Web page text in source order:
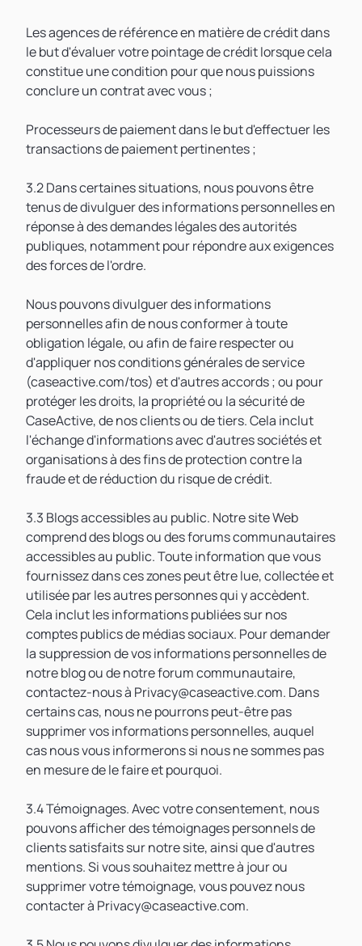
Les agences de référence en matière de crédit dans
le but d'évaluer votre pointage de crédit lorsque cela
constitue une condition pour que nous puissions
conclure un contrat avec vous ;
Processeurs de paiement dans le but d'effectuer les
transactions de paiement pertinentes ;
3.2 Dans certaines situations, nous pouvons être
tenus de divulguer des informations personnelles en
réponse à des demandes légales des autorités
publiques, notamment pour répondre aux exigences
des forces de l'ordre.
Nous pouvons divulguer des informations
personnelles afin de nous conformer à toute
obligation légale, ou afin de faire respecter ou
d'appliquer nos conditions générales de service
(caseactive.com/tos) et d'autres accords ; ou pour
protéger les droits, la propriété ou la sécurité de
CaseActive, de nos clients ou de tiers. Cela inclut
l'échange d'informations avec d'autres sociétés et
organisations à des fins de protection contre la
fraude et de réduction du risque de crédit.
3.3 Blogs accessibles au public. Notre site Web
comprend des blogs ou des forums communautaires
accessibles au public. Toute information que vous
fournissez dans ces zones peut être lue, collectée et
utilisée par les autres personnes qui y accèdent.
Cela inclut les informations publiées sur nos
comptes publics de médias sociaux. Pour demander
la suppression de vos informations personnelles de
notre blog ou de notre forum communautaire,
contactez-nous à Privacy@caseactive.com. Dans
certains cas, nous ne pourrons peut-être pas
supprimer vos informations personnelles, auquel
cas nous vous informerons si nous ne sommes pas
en mesure de le faire et pourquoi.
3.4 Témoignages. Avec votre consentement, nous
pouvons afficher des témoignages personnels de
clients satisfaits sur notre site, ainsi que d'autres
mentions. Si vous souhaitez mettre à jour ou
supprimer votre témoignage, vous pouvez nous
contacter à Privacy@caseactive.com.